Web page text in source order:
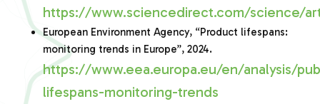
https://www.sciencedirect.com/science/
European Environment Agency, “Product lifespans:
monitoring trends in Europe”, 2024.
https://www.eea.europa.eu/en/analysis/
lifespans-monitoring-trends